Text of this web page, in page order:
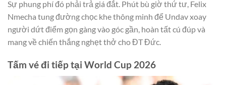
Sự phung phí đó phải trả giá đắt. Phút bù giờ thứ tư, Felix
Nmecha tung đường chọc khe thông minh để Undav xoay
người dứt điểm gọn gàng vào góc gần, hoàn tất cú đúp và
mang về chiến thắng nghẹt thở cho ĐT Đức.
Tấm vé đi tiếp tại World Cup 2026